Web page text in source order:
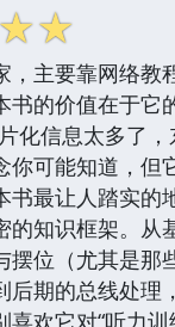
☆☆
，主要靠网络教
的价值在于它
化信息太多了
你可能知道，但
书最让人踏实的
的知识框架。从
摆位（尤其是那
后期的总线处理
喜欢它对“听力训